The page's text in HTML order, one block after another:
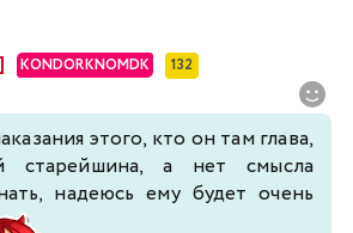
KONDORKNOMDK 132
этого, кто он там глава,
старейшина, а нет смысла
надеюсь ему будет очень